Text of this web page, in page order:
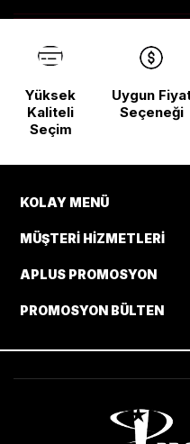
Yüksek
Kaliteli
Seçim
Uygun
Seçeneği
KOLAY MENÜ
MÜŞTERI HIZMETLERI
APLUS PROMOSYON
PROMOSYON BÜLTEN